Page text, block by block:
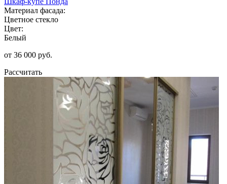
Материал фасада:
Цветное стекло
Цвет:
Белый
от 36 000 руб.
Рассчитать